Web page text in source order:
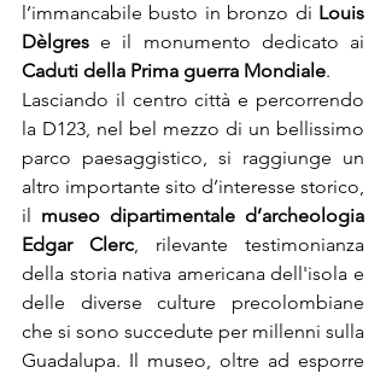
l’immancabile busto in bronzo di Louis
Dèlgres
Caduti della Prima guerra Mondiale.
Lasciando il centro città e percorrendo
la D123, nel bel mezzo di un bellissimo
parco paesaggistico, si raggiunge un
altro importante sito d’interesse storico,
il museo dipartimentale d’archeologia
Edgar Clerc, rilevante testimonianza
della storia nativa americana dell'isola e
delle diverse culture precolombiane
che si sono succedute per millenni sulla
Guadalupa. Il museo, oltre ad esporre